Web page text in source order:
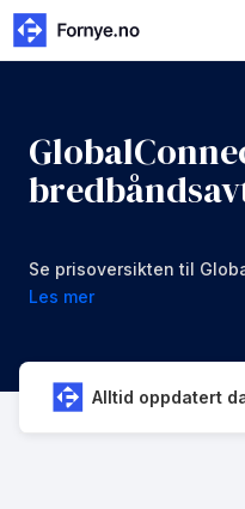
Se prisoversikten til
Les mer
Alltid oppdatert